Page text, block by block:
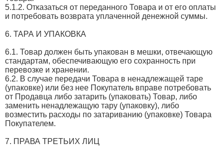
5.1.2. Отказаться от переданного Товара и от его оплаты
и потребовать возврата уплаченной денежной суммы.
6. ТАРА И УПАКОВКА
6.1. Товар должен быть упакован в мешки, отвечающую
стандартам, обеспечивающую его сохранность при
перевозке и хранении.
6.2. В случае передачи Товара в ненадлежащей таре
(упаковке) или без нее Покупатель вправе потребовать
от Продавца либо затарить (упаковать) Товар, либо
заменить ненадлежащую тару (упаковку), либо
возместить расходы по затариванию (упаковке) Товара
Покупателем.
7. ПРАВА ТРЕТЬИХ ЛИЦ